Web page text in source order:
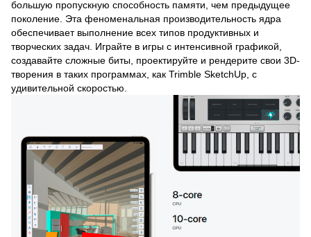
большую пропускную способность памяти, чем предыдущее
поколение. Эта феноменальная производительность ядра
обеспечивает выполнение всех типов продуктивных и
творческих задач. Играйте в игры с интенсивной графикой,
создавайте сложные биты, проектируйте и рендерите свои 3D-
творения в таких программах, как Trimble SketchUp, с
удивительной скоростью.